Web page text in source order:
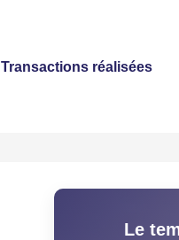
Transactions réalisées
Le